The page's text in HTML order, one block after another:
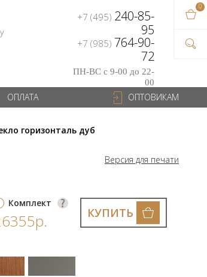
+7 (495) 240-85-
95
+7 (985) 764-90-
72
ПН-ВС с 9-00 до 22-
00
ОПЛАТА ОПТОВИКАМ
горизонталь дуб
Версия для печати
КУПИТЬ
Комплект
0
В
на